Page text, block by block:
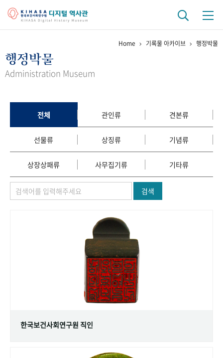
걸어온 길 기관 변천사
정책과 연구 키워드로 보는 연구 역사
연구자들
간행물 변천사
기록물 아카이브
사진 아카이브 문서 기록물 행정박물 영상 기록물
숫자로 보는 50년 50+1
Home 기록물 아카이브 행정박물
행정박물
Administration Museum
전체 관인류 견본류
선물류 상징류 기념류
상장상패류 사무집기류 기타류
검색
한국보건사회연구원 직인